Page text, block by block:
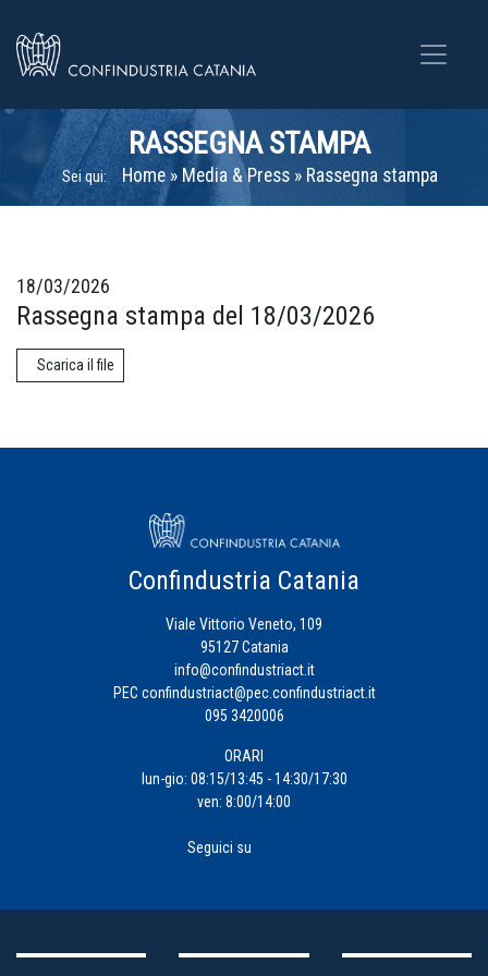
RASSEGNA STAMPA
Sei qui: Home» Media & Press» Rassegna stampa
18/03/2026
Rassegna stampa del 18/03/2026
Scarica il file
Confindustria Catania
Viale Vittorio Veneto, 109
95127 Catania
info@confindustriact.it
PEC confindustriact@pec.confindustriact.it
095 3420006
ORARI
lun-gio: 08:15/13:45 - 14:30/17:30
ven: 8:00/14:00
Seguici su